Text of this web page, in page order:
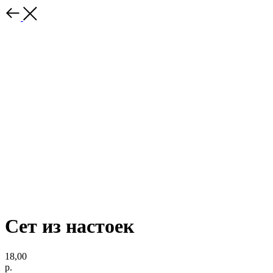
Сет из настоек
18,00
р.